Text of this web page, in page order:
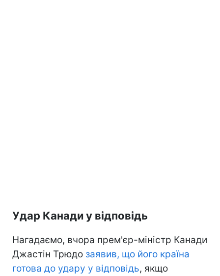
Удар Канади у відповідь
Нагадаємо, вчора прем'єр-міністр Канади
Джастін Трюдо заявив, що його країна
готова до удару у відповідь, якщо